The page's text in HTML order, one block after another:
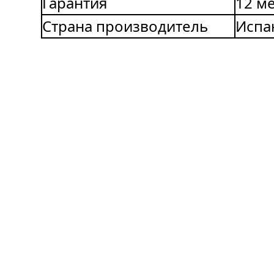
Страна производитель